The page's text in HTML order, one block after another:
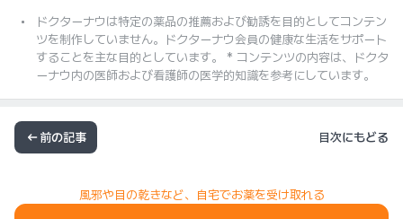
ドクターナウは特定の薬品の推薦および勧誘を目的としてコンテン
ツを制作していません。ドクターナウ会員の健康な生活をサポート
することを主な目的としています。 * コンテンツの内容は、ドクタ
ーナウ内の医師および看護師の医学的知識を参考にしています。
前の記事 目次にもどる
風邪や目の乾きなど、自宅でお薬を受け取れる